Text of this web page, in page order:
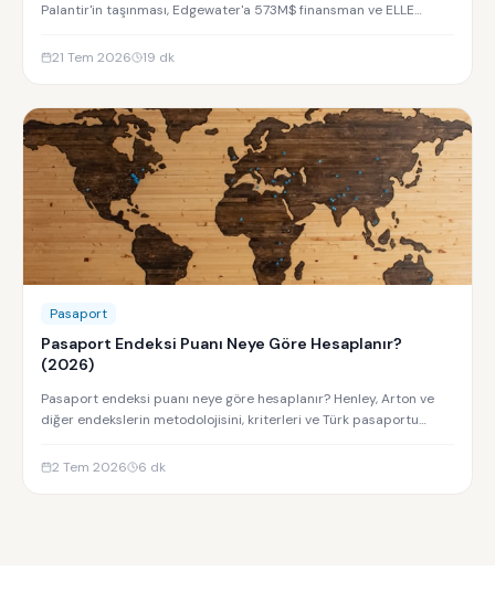
Palantir'in taşınması, Edgewater'a 573M$ finansman ve ELLE
21 Tem 2026
19 dk
Pasaport
Pasaport Endeksi Puanı Neye Göre Hesaplanır?
(2026)
Pasaport endeksi puanı neye göre hesaplanır? Henley, Arton ve
diğer endekslerin metodolojisini, kriterleri ve Türk pasaportu
2 Tem 2026
6 dk